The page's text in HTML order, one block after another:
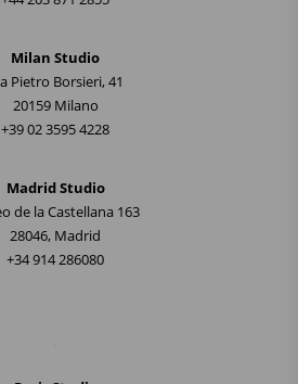
Milan Studio
Pietro Borsieri, 41
20159 Milano
+39 02 3595 4228
Madrid Studio
de la Castellana 163
28046, Madrid
+34 914 286080